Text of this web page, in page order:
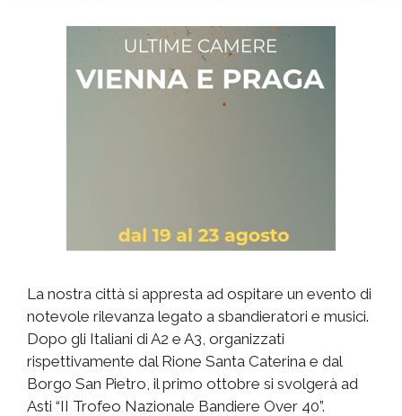
La nostra città si appresta ad ospitare un evento di
notevole rilevanza legato a sbandieratori e musici.
Dopo gli Italiani di A2 e A3, organizzati
rispettivamente dal Rione Santa Caterina e dal
Borgo San Pietro, il primo ottobre si svolgerà ad
Asti “II Trofeo Nazionale Bandiere Over 40”.